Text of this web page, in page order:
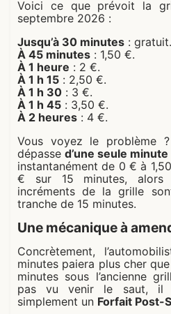
Voici ce que prévoit la
septembre 2026 :
Jusqu’à 30 minutes : gratuit.
À 45 minutes : 1,50 €.
À 1 heure : 2 €.
À 1 h 15 : 2,50 €.
À 1 h 30 : 3 €.
À 1 h 45 : 3,50 €.
À 2 heures : 4 €.
Vous voyez le problème
dépasse d’une seule minute
instantanément de 0 € à
€ sur 15 minutes,
incréments de la grille
tranche de 15 minutes.
Une mécanique à
Concrètement,
minutes paiera plus cher
minutes sous l’ancienne
pas vu venir le saut, il
simplement un Forfait Post-